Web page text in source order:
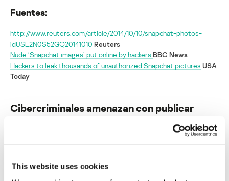
This website uses cookies
Fuentes:
http://www.reuters.com/article/2014/10/10/snapchat-photos-
idUSL2N0S52GQ20141010 Reuters
Nude ‘Snapchat images’ put online by hackers BBC News
Hackers to leak thousands of unauthorized Snapchat pictures USA
Today
Cibercriminales amenazan con publicar
fotos robadas de Snapchat